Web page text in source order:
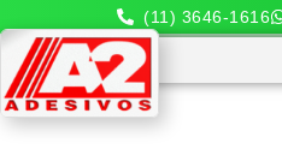
(11) 3646-1616